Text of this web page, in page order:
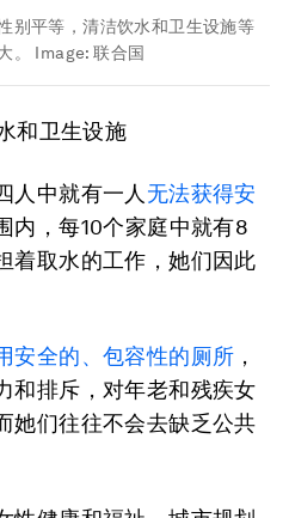
别平等，清洁饮水和卫生设施等
。
Image:联合国
和卫生设施
人中就有一人 无法获得安
内，每10个家庭中就有8
着取水的工作，她们因此
安全的、包容性的厕所 ，
和排斥，对年老和残疾女
她们往往不会去缺乏公共